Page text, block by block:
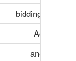
Achiziție
anexa nr.7